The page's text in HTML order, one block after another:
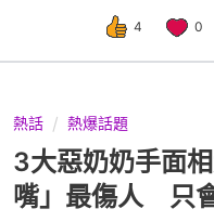
4 0
熱話 熱爆話題
3大惡奶奶手面
嘴」最傷人 只